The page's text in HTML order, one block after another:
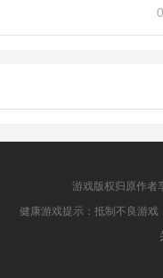
游戏版权归原作者
健康游戏提示：抵制不良游